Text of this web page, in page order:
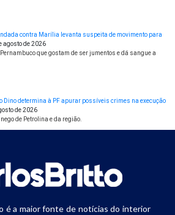
contra Marília levanta suspeita de movimento para
agosto de 2026
que gostam de ser jumentos e dá sangue a
Dino determina à PF apurar possíveis crimes na execução
de 2026
de Petrolina e da região.
é a maior fonte de notícias do interior